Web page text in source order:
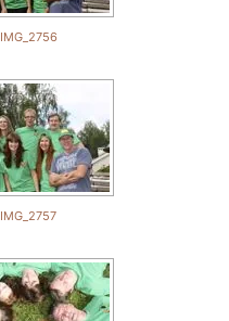
IMG_2756
IMG_2757